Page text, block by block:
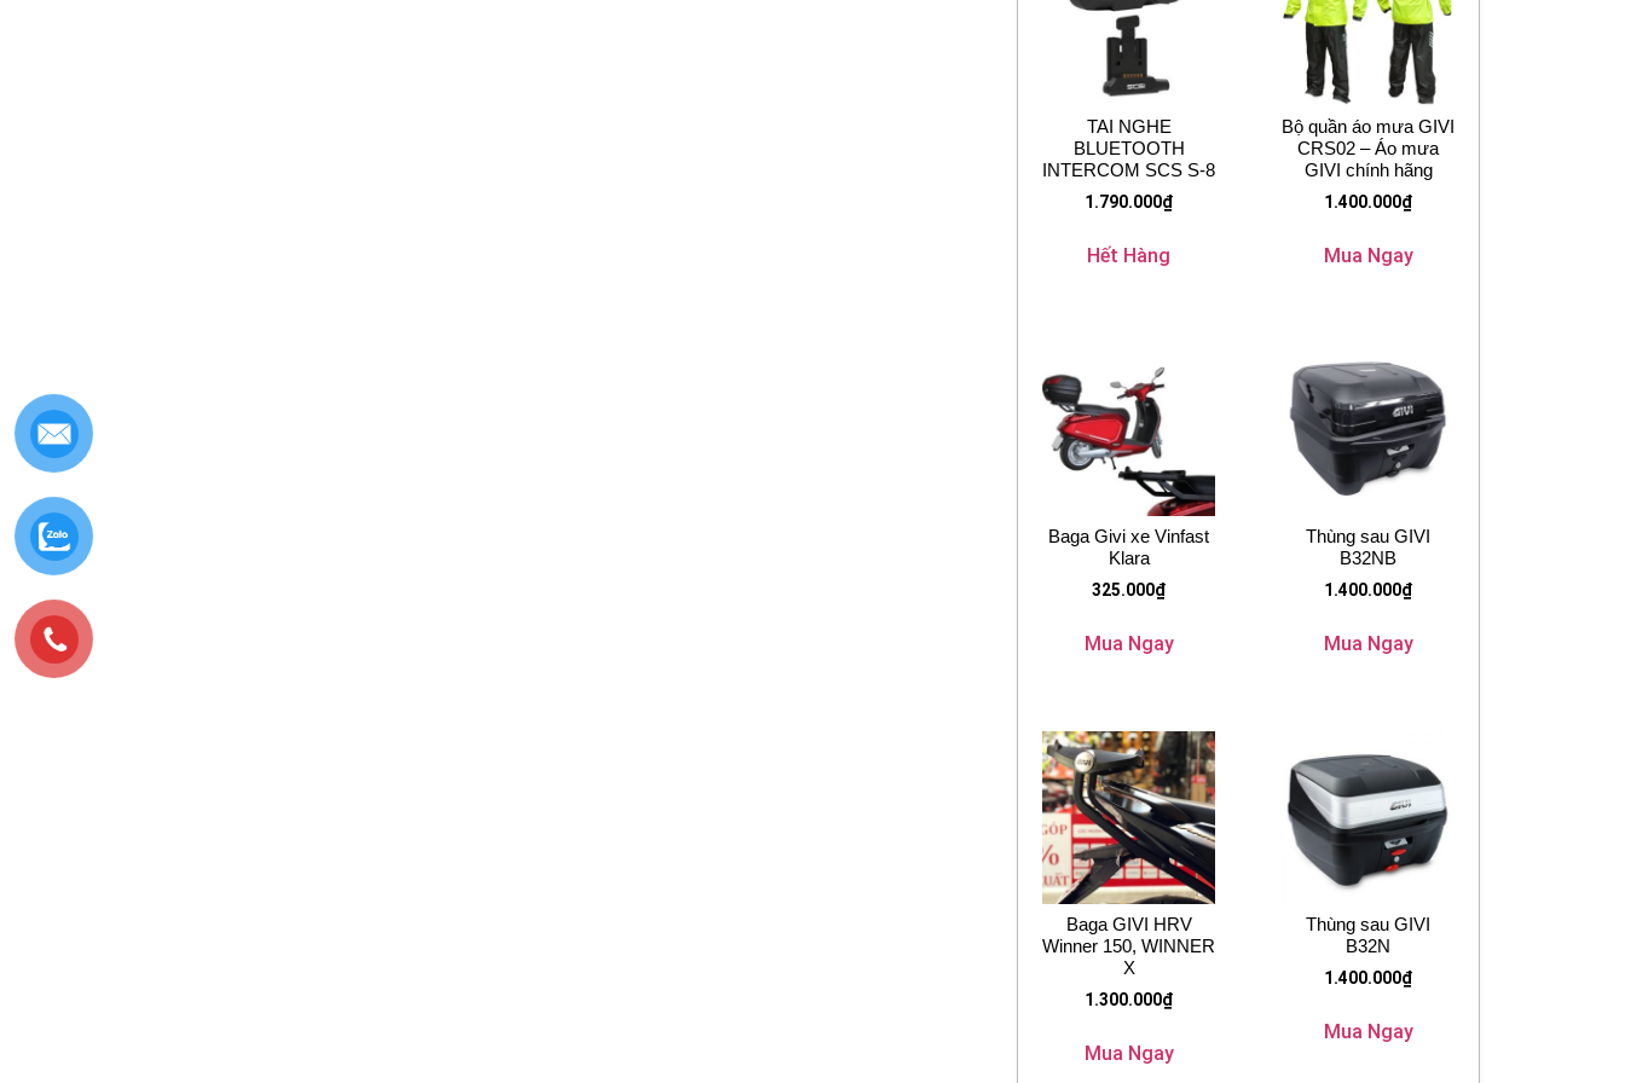
TAI NGHE
BLUETOOTH
INTERCOM SCS S-8
1.790.000₫
Hết Hàng
Bộ quần áo mưa GIVI
CRS02 – Áo mưa
GIVI chính hãng
1.400.000₫
Mua Ngay
Baga Givi xe Vinfast
Klara
325.000₫
Mua Ngay
Thùng sau GIVI
B32NB
1.400.000₫
Mua Ngay
Baga GIVI HRV
Winner 150, WINNER
X
1.300.000₫
Mua Ngay
Thùng sau GIVI
B32N
1.400.000₫
Mua Ngay